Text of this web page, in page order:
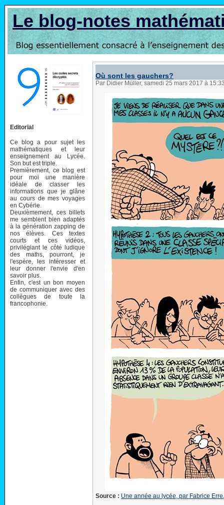
Le blog-notes
Editorial
Ce blog a pour sujet les
mathématiques et leur
enseignement au Lycée.
Son but est triple.
Premièrement, ce blog est
pour moi une manière
idéale de classer les
informations que je glâne
au cours de mes voyages
en Cybérie.
Deuxièmement, ces billets
me semblent bien adaptés
à la génération zapping de
nos élèves. Ces textes
courts et ces vidéos,
privilégiant le côté ludique
des maths, pourront, je
l'espère, les intéresser et
leur donner l'envie d'en
savoir plus.
Enfin, c'est un bon moyen
de communiquer avec des
collègues de toute la
francophonie.
Où sont les gauchers?
Par Didier Müller, samedi 25 mars 2017 à
Source : Une année au lycée, par Fabrice